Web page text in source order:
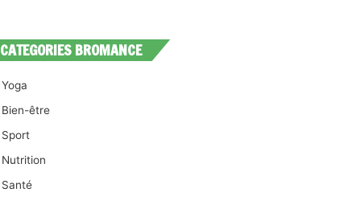
CATEGORIES BROMANCE
Yoga
Bien-être
Sport
Nutrition
Santé